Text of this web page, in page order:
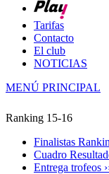
Tarifas
Contacto
El club
NOTICIAS
MENÚ PRINCIPAL
Ranking 15-16
Finalistas
Cuadro
Entrega trofeos